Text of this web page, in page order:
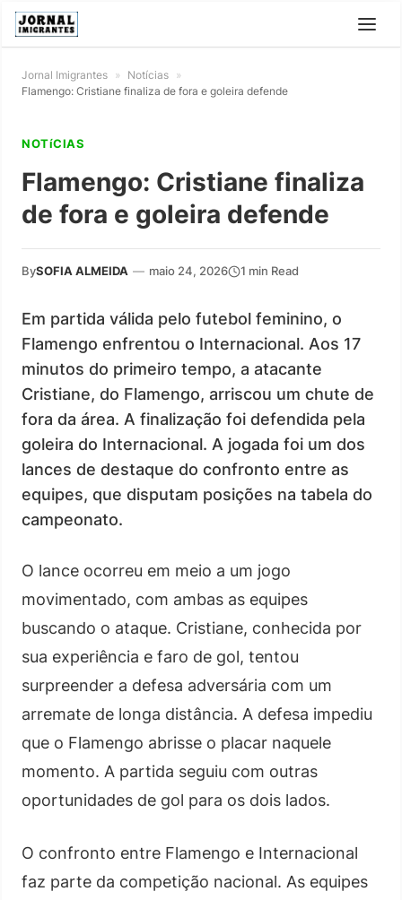
Jornal Imigrantes » Notícias »
Flamengo: Cristiane finaliza de fora e goleira defende
NOTíCIAS
Flamengo: Cristiane finaliza
de fora e goleira defende
BySOFIA ALMEIDA — maio 24, 2026 1 min Read
Em partida válida pelo futebol feminino, o
Flamengo enfrentou o Internacional. Aos 17
minutos do primeiro tempo, a atacante
Cristiane, do Flamengo, arriscou um chute de
fora da área. A finalização foi defendida pela
goleira do Internacional. A jogada foi um dos
lances de destaque do confronto entre as
equipes, que disputam posições na tabela do
campeonato.
O lance ocorreu em meio a um jogo
movimentado, com ambas as equipes
buscando o ataque. Cristiane, conhecida por
sua experiência e faro de gol, tentou
surpreender a defesa adversária com um
arremate de longa distância. A defesa impediu
que o Flamengo abrisse o placar naquele
momento. A partida seguiu com outras
oportunidades de gol para os dois lados.
O confronto entre Flamengo e Internacional
faz parte da competição nacional. As equipes